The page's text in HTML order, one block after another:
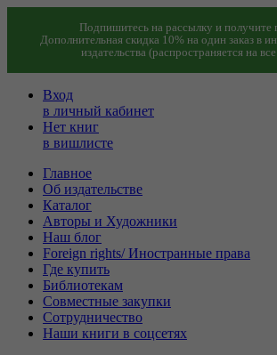
Подпишитесь на рассылку и получите
Дополнительная скидка 10% на один заказ в
издательства (распространяется на
Вход
в личный кабинет
Нет книг
в вишлисте
Главное
Об издательстве
Каталог
Авторы и Художники
Наш блог
Foreign rights/ Иностранные права
Где купить
Библиотекам
Совместные закупки
Сотрудничество
Наши книги в соцсетях